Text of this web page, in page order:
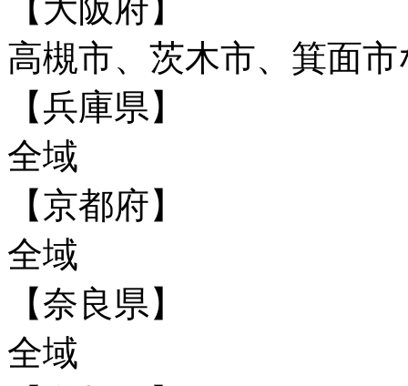
【大阪府】
高槻市、茨木市、箕面
【兵庫県】
全域
【京都府】
全域
【奈良県】
全域